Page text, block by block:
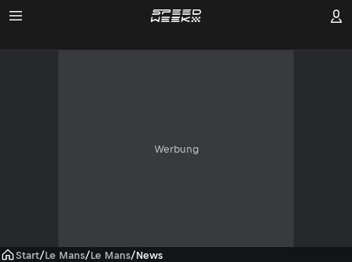
Werbung
Start/Le Mans/Le Mans/News